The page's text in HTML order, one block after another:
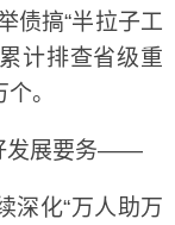
债搞“半拉子工
计排查省级重
。
发展要务——
化“万人助万